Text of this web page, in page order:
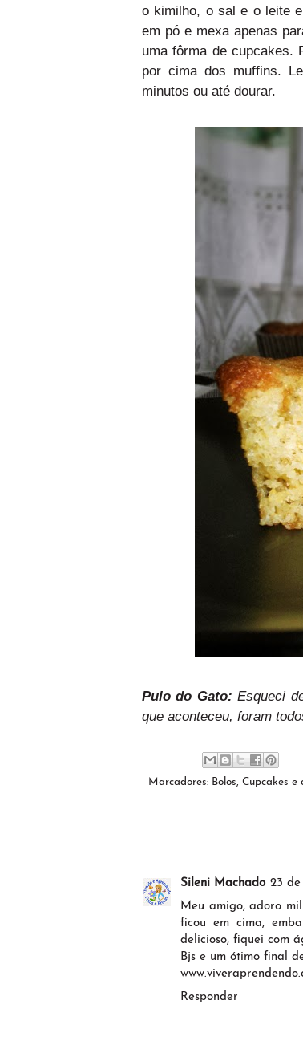
o kimilho, o sal e o leite
em pó e mexa apenas
uma fôrma de cupcakes.
por cima dos muffins.
minutos ou até dourar.
Pulo do Gato: Esqueci
que aconteceu, foram
Marcadores: Bolos, Cupcakes e
Sileni Machado 23 de
Meu amigo, adoro
ficou em cima,
delicioso, fiquei com
Bjs e um ótimo final
Responder